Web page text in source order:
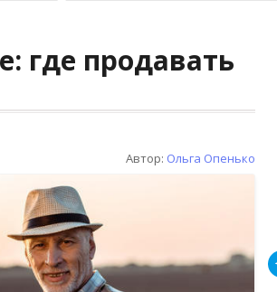
где продавать
Автор: Ольга Опенько